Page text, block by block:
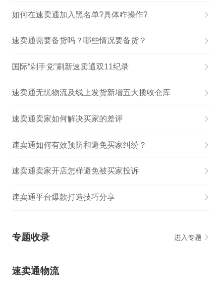
如何在速卖通加入黑名单?具体咋操作?
速卖通需要备货吗？哪些情况要备货？
国际“剁手党”刷新速卖通双11纪录
速卖通无忧物流及线上发货新增五大揽收仓库
速卖通卖家如何解决买家的差评
速卖通如何有效预防和避免买家纠纷？
速卖通卖家开店怎样避免被买家投诉
速卖通平台爆款打造技巧分享
专题收录 进入专题
速卖通物流